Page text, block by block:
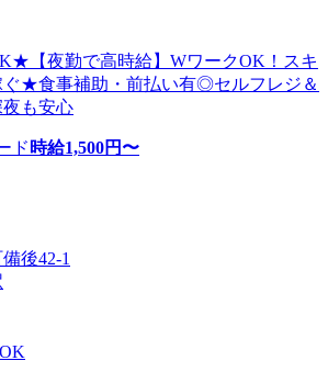
【夜勤で高時給】WワークOK！スキ
ぐ★食事補助・前払い有◎セルフレジ＆
も安心
ド 時給1,500円〜
後42-1